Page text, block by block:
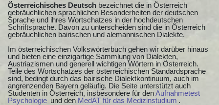
Österreichisches Deutsch bezeichnet die in Österreich
gebräuchlichen sprachlichen Besonderheiten der deutschen
Sprache und ihres Wortschatzes in der hochdeutschen
Schriftsprache. Davon zu unterscheiden sind die in Österreich
gebräuchlichen bairischen und alemannischen Dialekte.
Im österreichischen Volkswörterbuch gehen wir darüber hinaus
und bieten eine einzigartige Sammlung von Dialekten,
Austriazismen und generell wichtigen Wörtern in Österreich.
Teile des Wortschatzes der österreichischen Standardsprache
sind, bedingt durch das bairische Dialektkontinuum, auch im
angrenzenden Bayern geläufig. Die Seite unterstützt auch
Studenten in Österreich, insbesondere für denAufnahmetest
Psychologie und den MedAT für das Medizinstudium .